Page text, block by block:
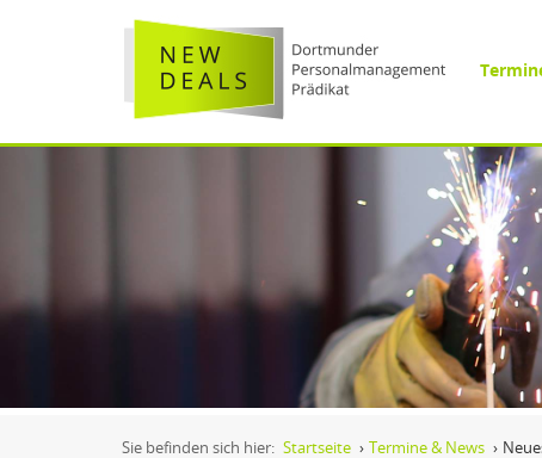
Sie befinden sich hier: Startseite › Termine & News ›